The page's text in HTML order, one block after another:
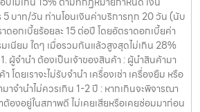
5 บาท/วัน ท่านโอนเงินค่าบริการทุก 20 วัน (นับ
อกเบี้ยร้อยละ 15 ต่อปี โดยอัตราดอกเบี้ยค่า
เนียม ใดๆ เมื่อรวมกันแล้วสูงสุดไม่เกิน 28%
ผู้จำนำ ต้องเป็นเจ้าของสินค้า : ผู้นำสินค้ามา
โดยเราจะไม่รับจำนำ เครื่องเช่า เครื่องยืม หรือ
าจำนำไม่ควรเกิน 1-2 ปี : หากเกินจะพิจารณา
ต้องอยู่ในสภาพดี ไม่เคยเสียหรือเคยซ่อมมาก่อน